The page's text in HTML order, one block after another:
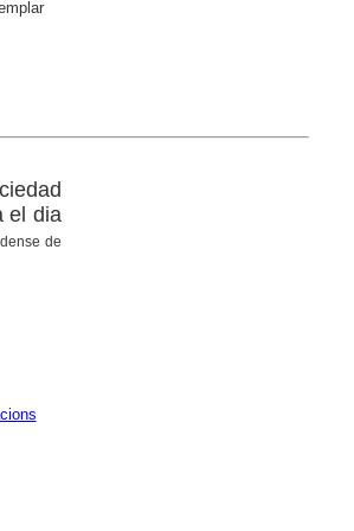
el dia
de